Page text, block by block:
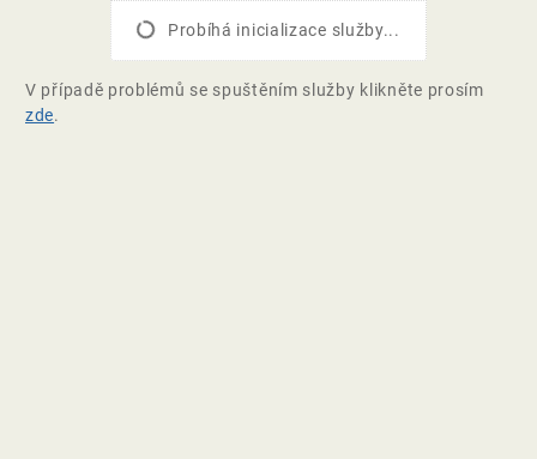
Probíhá inicializace služby...
V případě problémů se spuštěním služby klikněte prosím
zde.